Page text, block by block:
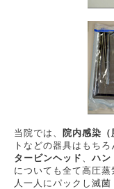
当院では、 院内感染（
トなどの器具はもち
タービンヘッド
ハン
についても全て高圧
人一人にパックし滅